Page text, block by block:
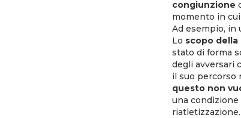
congiunzione
momento in
Ad esempio, in
Lo scopo
stato di forma
degli avversari
il suo percorso
questo non
una condizione